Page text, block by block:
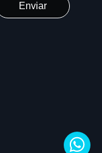
Enviar